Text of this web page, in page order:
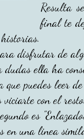
Resulta
final te
disfrutar de
ella ha
que puedes leer
viciarte con el
es
en una linea